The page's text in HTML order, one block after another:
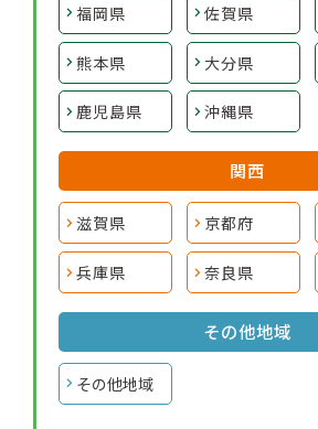
福岡県 佐賀県
熊本県 大分県
鹿児島県 沖縄県
関西
滋賀県 京都府
兵庫県 奈良県
その他地域
その他地域